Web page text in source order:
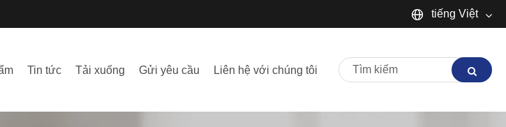
tiếng Việt
Tin tức Tải xuống Gửi yêu cầu Liên hệ với chúng tôi